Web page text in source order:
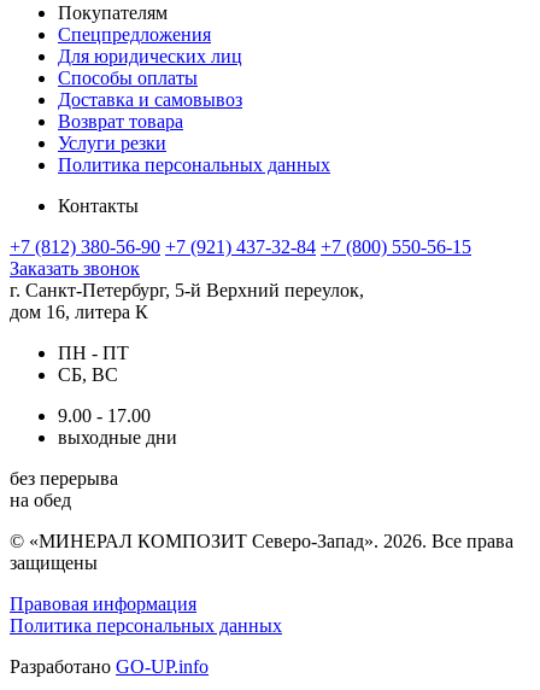
Покупателям
Спецпредложения
Для юридических лиц
Способы оплаты
Доставка и самовывоз
Возврат товара
Услуги резки
Политика персональных данных
Контакты
+7 (812) 380-56-90 +7 (921) 437-32-84 +7 (800) 550-56-15
Заказать звонок
г. Санкт-Петербург, 5-й Верхний переулок,
дом 16, литера К
ПН - ПТ
СБ, ВС
9.00 - 17.00
выходные дни
без перерыва
на обед
© «МИНЕРАЛ КОМПОЗИТ Северо-Запад». 2026. Все права
защищены
Правовая информация
Политика персональных данных
Разработано GO-UP.info